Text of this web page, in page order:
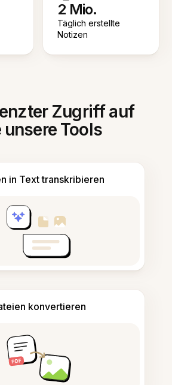
2 Mio.
Täglich erstellte
Notizen
Zugriff auf
unsere Tools
in Text transkribieren
konvertieren